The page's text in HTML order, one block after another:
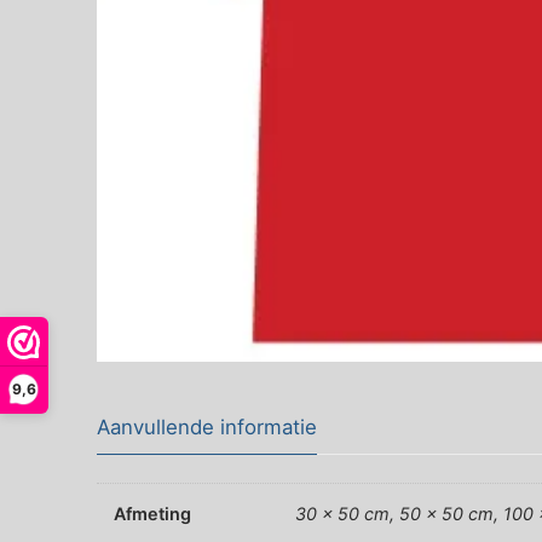
9,6
Aanvullende informatie
Afmeting 30 x 50 cm, 50 x 50 cm, 100